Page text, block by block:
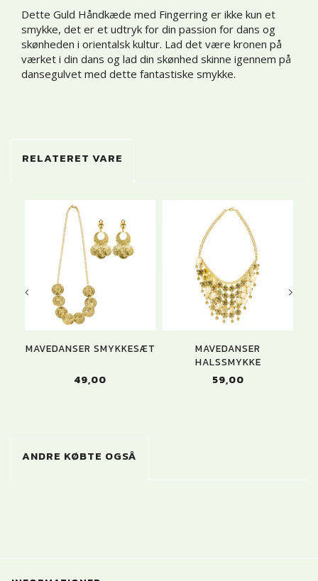
Dette Guld Håndkæde med Fingerring er ikke kun et
smykke, det er et udtryk for din passion for dans og
skønheden i orientalsk kultur. Lad det være kronen på
værket i din dans og lad din skønhed skinne igennem på
dansegulvet med dette fantastiske smykke.
RELATERET VARE
MAVEDANSER SMYKKESÆT
49,00
MAVEDANSER
HALSSMYKKE
59,00
ANDRE KØBTE OGSÅ